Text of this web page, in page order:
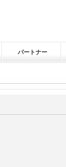
パートナー